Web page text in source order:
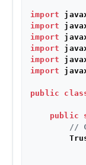
import
import
import
import
import
import
public
public
//